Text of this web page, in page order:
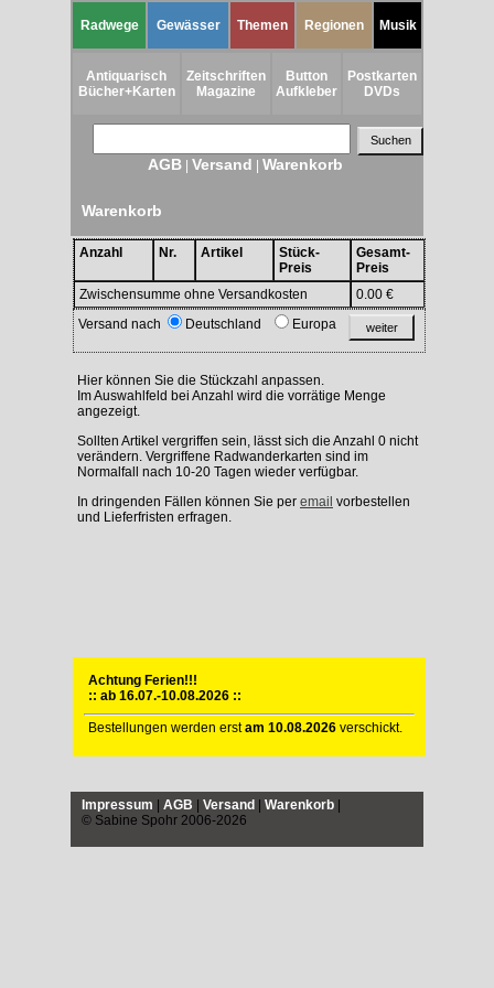
Radwege Gewässer Themen Regionen Musik
Antiquarisch
Bücher+Karten
Zeitschriften
Magazine
Button
Aufkleber
Postkarten
DVDs
AGB | Versand | Warenkorb
Warenkorb
Anzahl Nr. Artikel
Stück-
Preis
Gesamt-
Preis
Zwischensumme ohne Versandkosten
0.00 €
Versand nach
Deutschland Europa
Hier können Sie die Stückzahl anpassen.
Im Auswahlfeld bei Anzahl wird die vorrätige Menge
angezeigt.
Sollten Artikel vergriffen sein, lässt sich die Anzahl 0 nicht
verändern. Vergriffene Radwanderkarten sind im
Normalfall nach 10-20 Tagen wieder verfügbar.
In dringenden Fällen können Sie per email vorbestellen
und Lieferfristen erfragen.
Achtung Ferien!!!
:: ab 16.07.-10.08.2026 ::
Bestellungen werden erstam 10.08.2026 verschickt.
Impressum | AGB | Versand | Warenkorb |
© Sabine Spohr 2006-2026